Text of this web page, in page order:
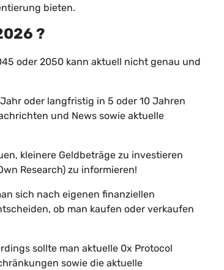
bieten.
?
oder 2050 kann aktuell nicht genau und
oder langfristig in 5 oder 10 Jahren
und News sowie aktuelle
kleinere Geldbeträge zu investieren
Research) zu informieren!
sich nach eigenen finanziellen
ob man kaufen oder verkaufen
sollte man aktuelle 0x Protocol
sowie die aktuelle